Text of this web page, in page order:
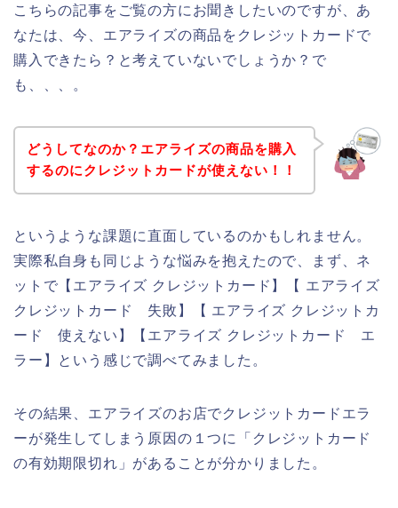
こちらの記事をご覧の方にお聞きしたいのですが、あ
なたは、今、エアライズの商品をクレジットカードで
購入できたら？と考えていないでしょうか？で
も、、、。
どうしてなのか？エアライズの商品を購入
するのにクレジットカードが使えない！！
というような課題に直面しているのかもしれません。
実際私自身も同じような悩みを抱えたので、まず、ネ
ットで【エアライズ クレジットカード】【 エアライズ
クレジットカード 失敗】【 エアライズ クレジットカ
ード 使えない】【エアライズ クレジットカード エ
ラー】という感じで調べてみました。
その結果、エアライズのお店でクレジットカードエラ
ーが発生してしまう原因の１つに「クレジットカード
の有効期限切れ」があることが分かりました。